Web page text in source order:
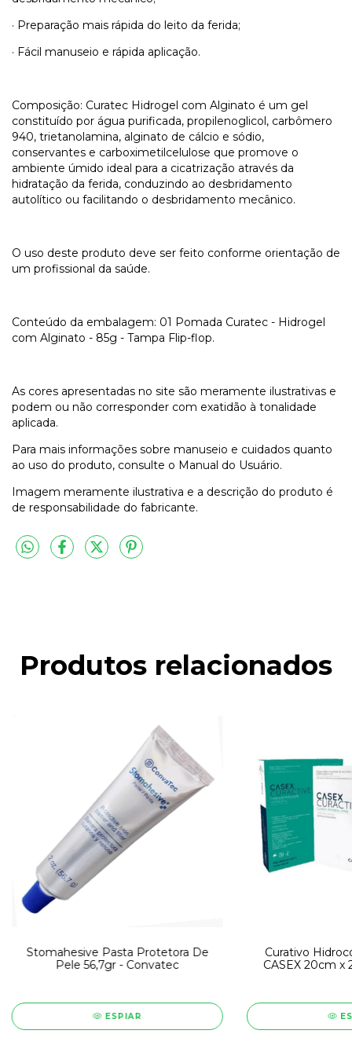
· Preparação mais rápida do leito da ferida;
· Fácil manuseio e rápida aplicação.
Composição: Curatec Hidrogel com Alginato é um gel
constituído por água purificada, propilenoglicol, carbômero
940, trietanolamina, alginato de cálcio e sódio,
conservantes e carboximetilcelulose que promove o
ambiente úmido ideal para a cicatrização através da
hidratação da ferida, conduzindo ao desbridamento
autolítico ou facilitando o desbridamento mecânico.
O uso deste produto deve ser feito conforme orientação de
um profissional da saúde.
Conteúdo da embalagem: 01 Pomada Curatec - Hidrogel
com Alginato - 85g - Tampa Flip-flop.
As cores apresentadas no site são meramente ilustrativas e
podem ou não corresponder com exatidão à tonalidade
aplicada.
Para mais informações sobre manuseio e cuidados quanto
ao uso do produto, consulte o Manual do Usuário.
Imagem meramente ilustrativa e a descrição do produto é
de responsabilidade do fabricante.
Produtos relacionados
Stomahesive Pasta Protetora De
Pele 56,7gr - Convatec
ESPIAR
Curativo
CASEX 20cm x